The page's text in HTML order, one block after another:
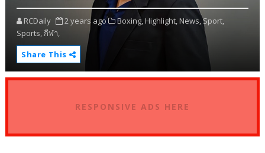
RCDaily 2 years ago Boxing,Highlight,News,Sport,
Sports, กีฬา,
Share This
RESPONSIVE ADS HERE